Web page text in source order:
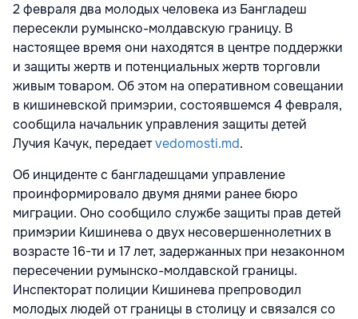
2 февраля два молодых человека из Бангладеш
пересекли румынско-молдавскую границу. В
настоящее время они находятся в центре поддержки
и защиты жертв и потенциальных жертв торговли
живым товаром. Об этом на оперативном совещании
в кишиневской примэрии, состоявшемся 4 февраля,
сообщила начальник управления защиты детей
Лучия Качук, передаетvedomosti.md.
Об инциденте с бангладешцами управление
проинформировало двумя днями ранее бюро
миграции. Оно сообщило службе защиты прав детей
примэрии Кишинева о двух несовершеннолетних в
возрасте 16-ти и 17 лет, задержанных при незаконном
пересечении румынско-молдавской границы.
Инспекторат полиции Кишинева препроводил
молодых людей от границы в столицу и связался со